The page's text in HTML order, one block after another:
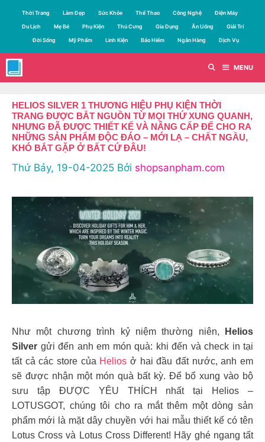
dung
Thời Trang Làm Đẹp Sức Khỏe Thể Thao Công Nghệ Điện Máy
Du Lịch Mẹ Bé Phụ Kiện Thú Cưng Gia Dụng Ăn Uống Giải Trí
Đời Sống Mỹ Phẩm Linh Kiện Bảo Hiểm Ngân Hàng Dịch Vụ
MENU
HELIOS SILVER 1 THƯƠNG HIỆU PHỤ KIỆN THỜI
TRANG ĐƯỢC BẮT NGUỒN TỪ MỌI THỨ XUNG QUANH,
NHƯNG ĐÃ ĐƯỢC THIẾT KẾ VÀ NÂNG CẤP ĐỂ CHO RA
NHỮNG SẢN PHẨM ĐỘC ĐÁO – MỚI LẠ – CHẤT NGẦU,
KHÓ BẮT GẶP Ở BẤT CỨ ĐÂU!
Thứ Bảy, 19-04-2025 Bởi shopsanpham.com
Như một chương trình kỷ niệm thường niên,
Helios
Silver gửi đến anh em món quà: khi đến và check in tại
tất cả các store của Helios ở hai đầu đất nước, anh em
sẽ được nhận một món quà bất kỳ. Để bổ xung vào bộ
sưu tập ĐƯỢC YÊU THÍCH nhất tại Helios –
LOTUSGOT, chúng tôi cho ra mắt thêm một dòng sản
phẩm mới là mặt dây chuyền với hai mẫu thiết kế có tên
Lotus Cross và Lotus Cross Different! Hãy ghé ngang tất